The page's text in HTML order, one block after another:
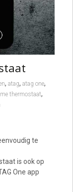
, atag, atag one,
thermostaat,
te
is ook op
One app